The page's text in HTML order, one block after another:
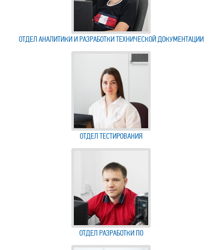
ОТДЕЛ АНАЛИТИКИ И РАЗРАБОТКИ ТЕХНИЧЕСКОЙ ДОКУМЕНТАЦИИ
ОТДЕЛ ТЕСТИРОВАНИЯ
ОТДЕЛ РАЗРАБОТКИ ПО